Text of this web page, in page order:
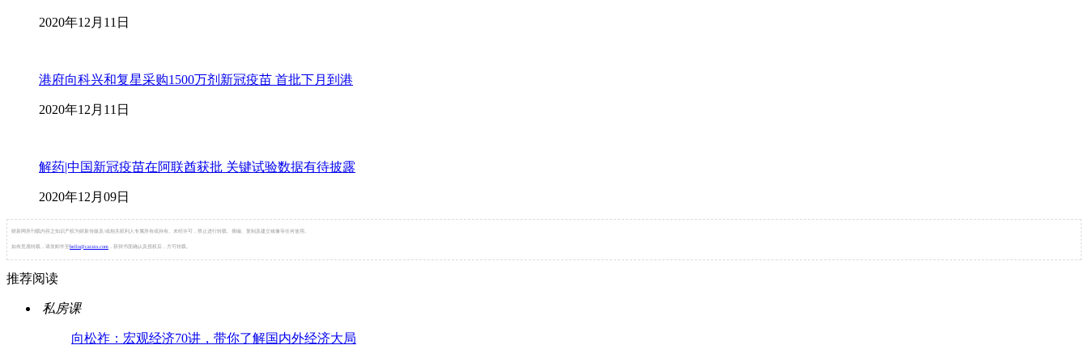
2020年12月11日
港府向科兴和复星采购1500万剂新冠疫苗 首批下月到港
2020年12月11日
解药|中国新冠疫苗在阿联酋获批 关键试验数据有待披露
2020年12月09日
财新网所刊载内容之知识产权为财新传媒及/或相关权利人专属所有或持有。未经许可，禁止进行转载、摘编、复制及建立镜像等任何使用。
如有意愿转载，请发邮件至 hello@caixin.com ，获得书面确认及授权后，方可转载。
推荐阅读
私房课
向松祚：宏观经济70讲，带你了解国内外经济大局